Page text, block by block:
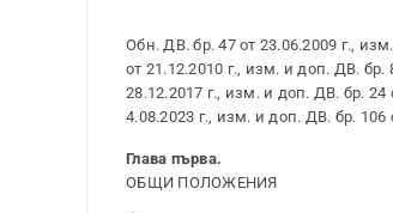
Обн. ДВ. бр. 47 от 23.06.2009 г.,
от 21.12.2010 г., изм. и доп. ДВ. бр.
28.12.2017 г., изм. и доп. ДВ. бр. 24
4.08.2023 г., изм. и доп. ДВ. бр. 106
Глава първа.
ОБЩИ ПОЛОЖЕНИЯ